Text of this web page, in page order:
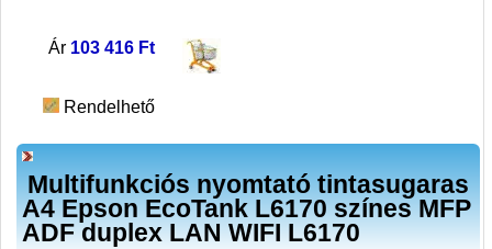
Ár 103 416 Ft
Rendelhető
Multifunkciós nyomtató tintasugaras
A4 Epson EcoTank L6170 színes MFP
ADF duplex LAN WIFI L6170